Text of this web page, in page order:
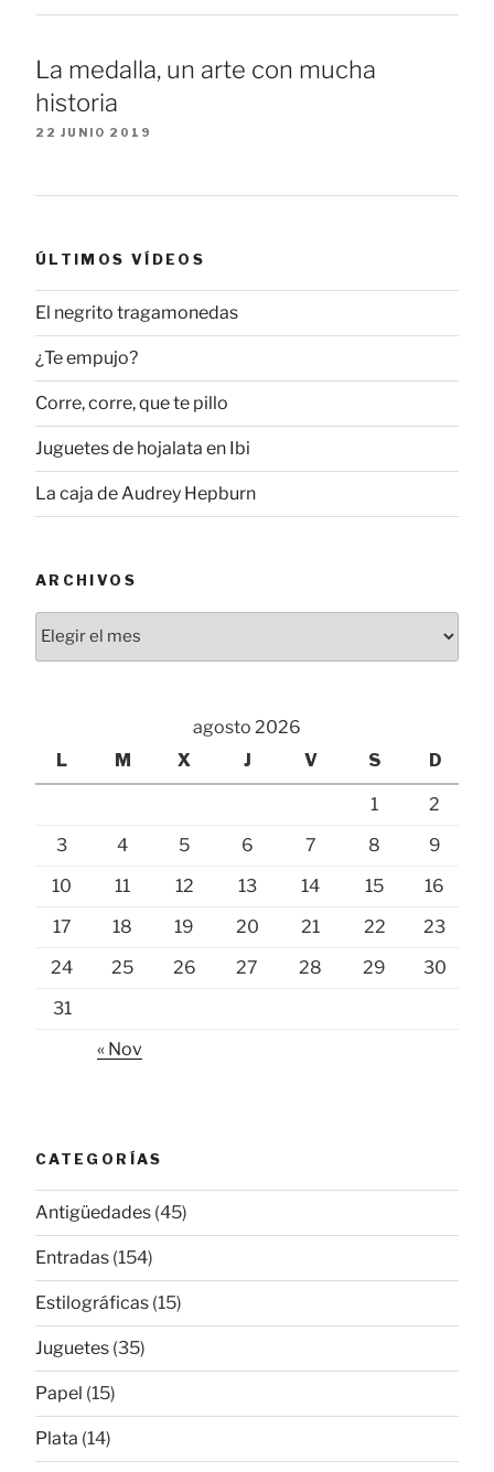
La medalla, un arte con mucha
historia
22 JUNIO 2019
ÚLTIMOS VÍDEOS
El negrito tragamonedas
¿Te empujo?
Corre, corre, que te pillo
Juguetes de hojalata en Ibi
La caja de Audrey Hepburn
ARCHIVOS
agosto 2026
L
M X J V S D
1
2
3
4 5 6 7 8
9
10
11 12 13 14 15
16
17
18 19 20 21 22
23
24
25 26 27 28 29
30
31
« Nov
CATEGORÍAS
Antigüedades (45)
Entradas (154)
Estilográficas (15)
Juguetes (35)
Papel (15)
Plata (14)